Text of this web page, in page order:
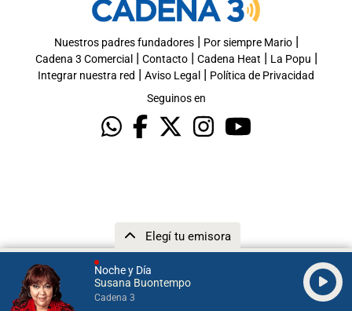
Noche y Día
Susana Buontempo
Cadena 3
Elegí tu emisora
Nuestros padres fundadores| Por siempre Mario|
Cadena 3 Comercial | Contacto| Cadena Heat | La Popu |
Integrar nuestra red | Aviso Legal | Política de Privacidad
Seguinos en